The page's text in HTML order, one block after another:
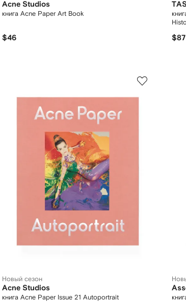
Acne Studios
книга Acne Paper Art Book
$46 $87
Новый сезон
Acne Studios
книга Acne Paper Issue 21 Autoportrait